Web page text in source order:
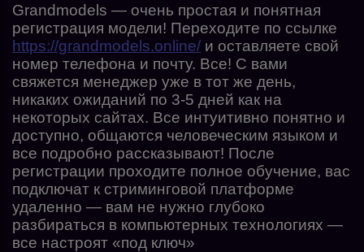
Grandmodels — очень простая и понятная
регистрация модели! Переходите по ссылке
https://grandmodels.online/ и оставляете свой
номер телефона и почту. Все! С вами
свяжется менеджер уже в тот же день,
никаких ожиданий по 3-5 дней как на
некоторых сайтах. Все интуитивно понятно и
доступно, общаются человеческим языком и
все подробно рассказывают! После
регистрации проходите полное обучение, вас
подключат к стриминговой платформе
удаленно — вам не нужно глубоко
разбираться в компьютерных технологиях —
все настроят «под ключ»